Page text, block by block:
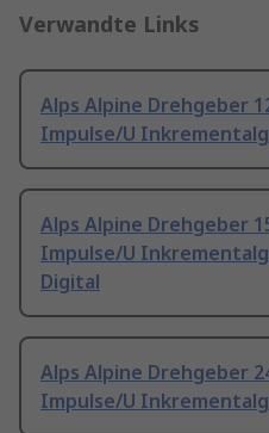
Verwandte Links
Alps Alpine Drehgeber
Impulse/U
Alps Alpine Drehgeber
Impulse/U
Digital
Alps Alpine Drehgeber
Impulse/U